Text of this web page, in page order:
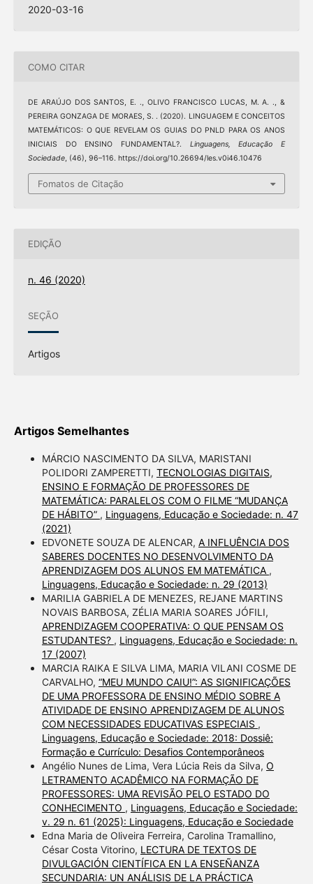
2020-03-16
COMO CITAR
DE ARAÚJO DOS SANTOS, E. ., OLIVO FRANCISCO LUCAS, M. A. ., &
PEREIRA GONZAGA DE MORAES, S. . (2020). LINGUAGEM E CONCEITOS
MATEMÁTICOS: O QUE REVELAM OS GUIAS DO PNLD PARA OS ANOS
INICIAIS DO ENSINO FUNDAMENTAL?. Linguagens, Educação E
Sociedade, (46), 96–116. https://doi.org/10.26694/les.v0i46.10476
Fomatos de Citação
EDIÇÃO
n. 46 (2020)
SEÇÃO
Artigos
Artigos Semelhantes
MÁRCIO NASCIMENTO DA SILVA, MARISTANI
POLIDORI ZAMPERETTI, TECNOLOGIAS DIGITAIS,
ENSINO E FORMAÇÃO DE PROFESSORES DE
MATEMÁTICA: PARALELOS COM O FILME “MUDANÇA
DE HÁBITO” , Linguagens, Educação e Sociedade: n. 47
(2021)
EDVONETE SOUZA DE ALENCAR, A INFLUÊNCIA DOS
SABERES DOCENTES NO DESENVOLVIMENTO DA
APRENDIZAGEM DOS ALUNOS EM MATEMÁTICA ,
Linguagens, Educação e Sociedade: n. 29 (2013)
MARILIA GABRIELA DE MENEZES, REJANE MARTINS
NOVAIS BARBOSA, ZÉLIA MARIA SOARES JÓFILI,
APRENDIZAGEM COOPERATIVA: O QUE PENSAM OS
ESTUDANTES? , Linguagens, Educação e Sociedade: n.
17 (2007)
MARCIA RAIKA E SILVA LIMA, MARIA VILANI COSME DE
CARVALHO, “MEU MUNDO CAIU!”: AS SIGNIFICAÇÕES
DE UMA PROFESSORA DE ENSINO MÉDIO SOBRE A
ATIVIDADE DE ENSINO APRENDIZAGEM DE ALUNOS
COM NECESSIDADES EDUCATIVAS ESPECIAIS ,
Linguagens, Educação e Sociedade: 2018: Dossiê:
Formação e Currículo: Desafios Contemporâneos
Angélio Nunes de Lima, Vera Lúcia Reis da Silva, O
LETRAMENTO ACADÊMICO NA FORMAÇÃO DE
PROFESSORES: UMA REVISÃO PELO ESTADO DO
CONHECIMENTO , Linguagens, Educação e Sociedade:
v. 29 n. 61 (2025): Linguagens, Educação e Sociedade
Edna Maria de Oliveira Ferreira, Carolina Tramallino,
César Costa Vitorino, LECTURA DE TEXTOS DE
DIVULGACIÓN CIENTÍFICA EN LA ENSEÑANZA
SECUNDARIA: UN ANÁLISIS DE LA PRÁCTICA